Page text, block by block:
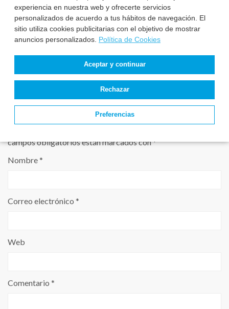
experiencia en nuestra web y ofrecerte servicios
personalizados de acuerdo a tus hábitos de navegación. El
sitio utiliza cookies publicitarias con el objetivo de mostrar
anuncios personalizados. Política de Cookies
Aceptar y continuar
Rechazar
Preferencias
Leave a comment
campos obligatorios están marcados con*
Nombre*
Correo electrónico *
Web
Comentario *